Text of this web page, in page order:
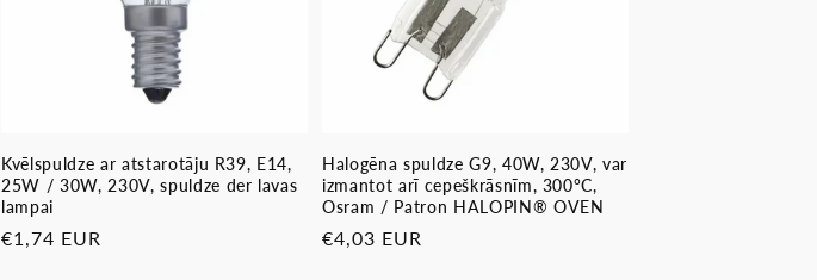
Kvēlspuldze ar atstarotāju R39, E14,
25W / 30W, 230V, spuldze der lavas
lampai
Parastā
€1,74 EUR
Halogēna spuldze G9, 40W, 230V, var
izmantot arī cepeškrāsnīm, 300°C,
Osram / Patron HALOPIN® OVEN
Parastā
€4,03 EUR